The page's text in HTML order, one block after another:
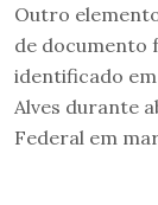
Outro
de documento
identificado
Alves durante
Federal em